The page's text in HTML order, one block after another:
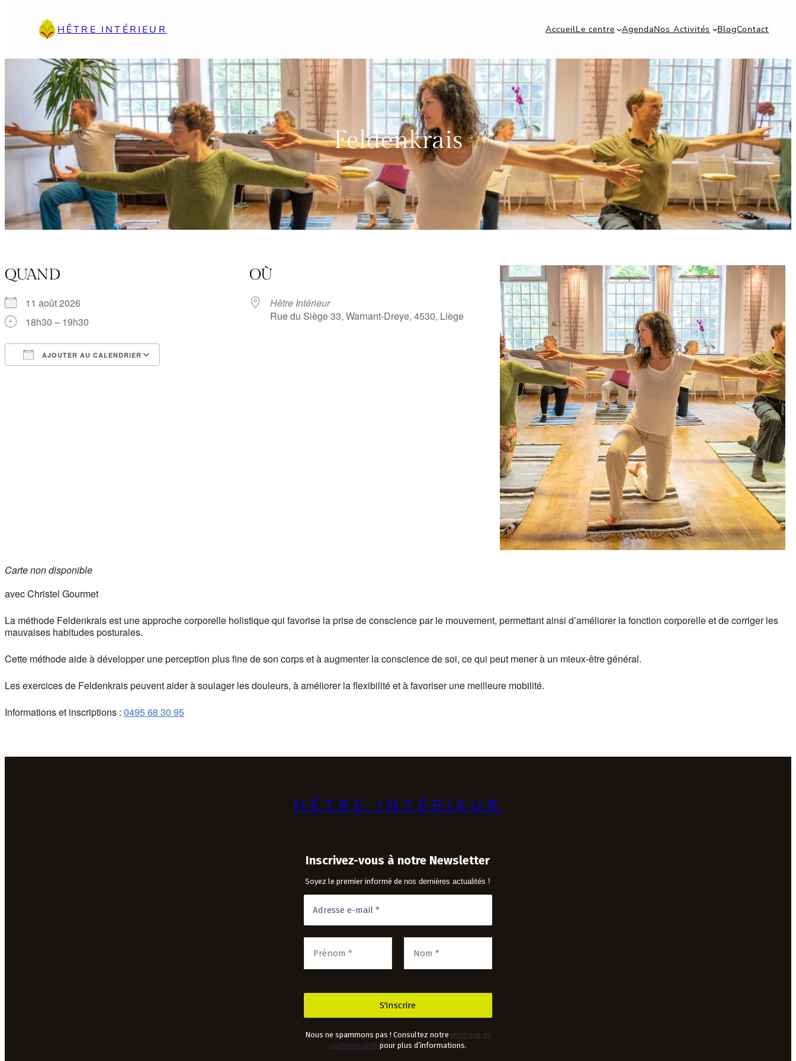
HÊTRE INTÉRIEUR AccueilLe centre AgendaNos Activités BlogContact
Feldenkrais
QUAND
11 août 2026
18h30 – 19h30
AJOUTER AU CALENDRIER
Office 365 Outlook Live
OÙ
Hêtre Intérieur
Rue du Siège 33, Warnant-Dreye, 4530, Liège
Carte non disponible
avec Christel Gourmet
La méthode Feldenkrais est une approche corporelle holistique qui favorise la prise de conscience par le mouvement, permettant ainsi d’améliorer la fonction corporelle et de corriger les
mauvaises habitudes posturales.
Cette méthode aide à développer une perception plus fine de son corps et à augmenter la conscience de soi, ce qui peut mener à un mieux-être général.
Les exercices de Feldenkrais peuvent aider à soulager les douleurs, à améliorer la flexibilité et à favoriser une meilleure mobilité.
Informations et inscriptions : 0495 68 30 95
HÊTRE INTÉRIEUR
Inscrivez-vous à notre Newsletter
Soyez le premier informé denos dernières actualités !
Nous ne spammons pas ! Consultez notre politique de
confidentialité pour plus d’informations.